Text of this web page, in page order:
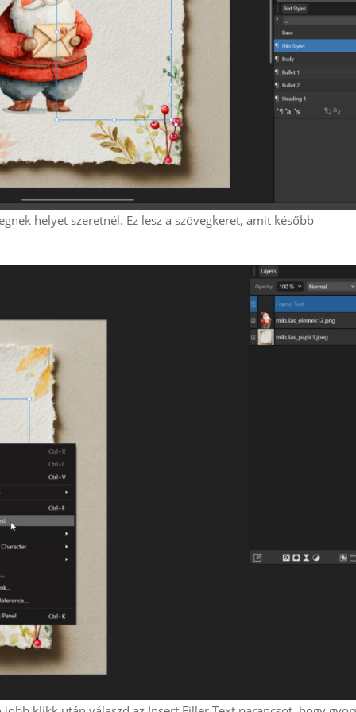
helyet szeretnél. Ez lesz a szövegkeret, amit később